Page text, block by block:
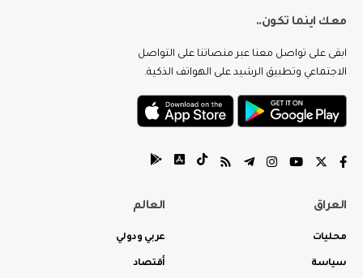
معك اينما تكون..
ابقى على تواصل معنا عبر منصاتنا على التواصل
الاجتماعي وتطبيق الرشيد على الهواتف الذكية.
العراق
محليات
سياسة
العالم
عربي ودولي
أقتصاد